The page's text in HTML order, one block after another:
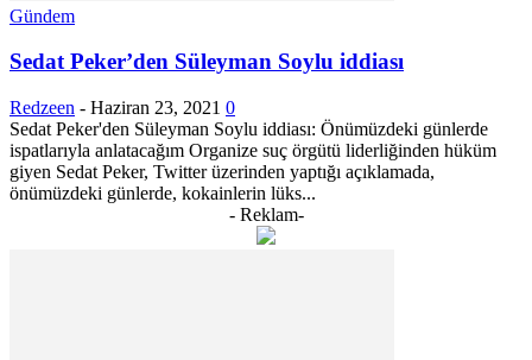
Gündem
Sedat Peker’den Süleyman Soylu iddiası
Redzeen - Haziran 23, 2021 0
Sedat Peker'den Süleyman Soylu iddiası: Önümüzdeki günlerde
ispatlarıyla anlatacağım Organize suç örgütü liderliğinden hüküm
giyen Sedat Peker, Twitter üzerinden yaptığı açıklamada,
önümüzdeki günlerde, kokainlerin lüks...
- Reklam-